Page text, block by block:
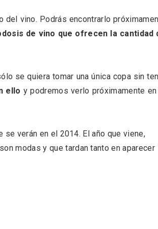
del vino. Podrás encontrarlo
de vino que ofrecen la cantidad
se quiera tomar una única copa sin
ello y podremos verlo próximamente
verán en el 2014. El año que viene,
modas y que tardan tanto en aparecer
Sepúlveda estas